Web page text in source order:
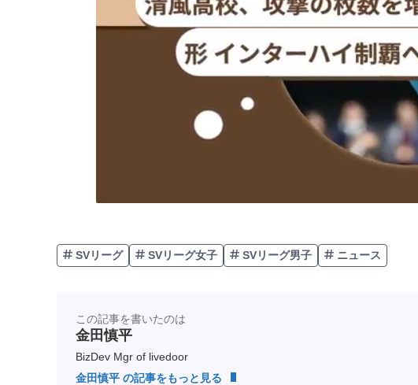
SVリーグ SVリーグ女子 SVリーグ男子 ニュース
この記事を書いたのは
金田慎平
BizDev Mgr of livedoor
金田慎平 の記事をもっと見る